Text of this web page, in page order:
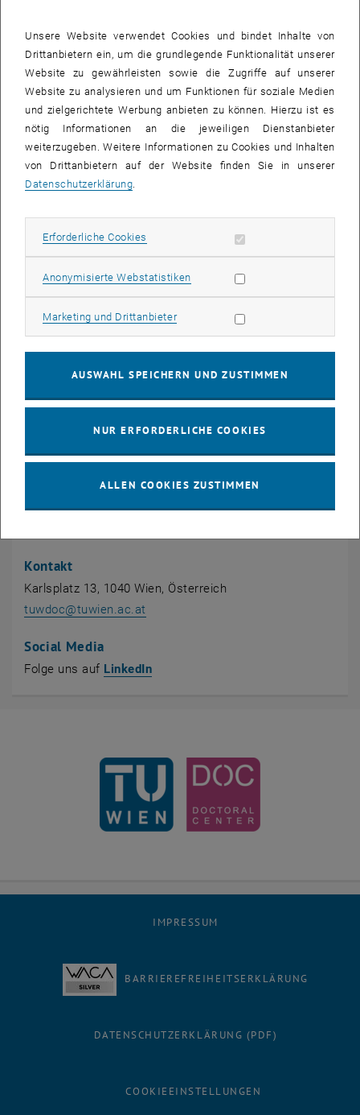
Mastering Git February
Data repository goes Arsenal
Git for newbies
Get your DMP done: a practical walkthrough of the TU Wien
DMP Tool
Mastering Git - July 2026
Doctoral Center
Kontakt
Karlsplatz 13, 1040 Wien, Österreich
tuwdoc@tuwien.ac.at
Social Media
Folge uns auf LinkedIn, öffnet eine externe URL in einem
IMPRESSUM
BARRIEREFREIHEITSERKLÄRUNG
DATENSCHUTZERKLÄRUNG (PDF)
COOKIEEINSTELLUNGEN
Unsere Website verwendet Cookies und bindet Inhalte von
Drittanbietern ein, um die grundlegende Funktionalität unserer
Website zu gewährleisten sowie die Zugriffe auf unserer
Website zu analysieren und um Funktionen für soziale Medien
und zielgerichtete Werbung anbieten zu können. Hierzu ist es
nötig Informationen an die jeweiligen Dienstanbieter
weiterzugeben. Weitere Informationen zu Cookies und Inhalten
von Drittanbietern auf der Website finden Sie in unserer
Datenschutzerklärung
Erforderliche Cookies Erforderliche Cookies zulassen
Anonymisierte WebstatistikenStatistik Cookies zulassen
Marketing und DrittanbieterMarketing Cookies zulassen
AUSWAHL SPEICHERN UND ZUSTIMMEN
NUR ERFORDERLICHE COOKIES
ALLEN COOKIES ZUSTIMMEN